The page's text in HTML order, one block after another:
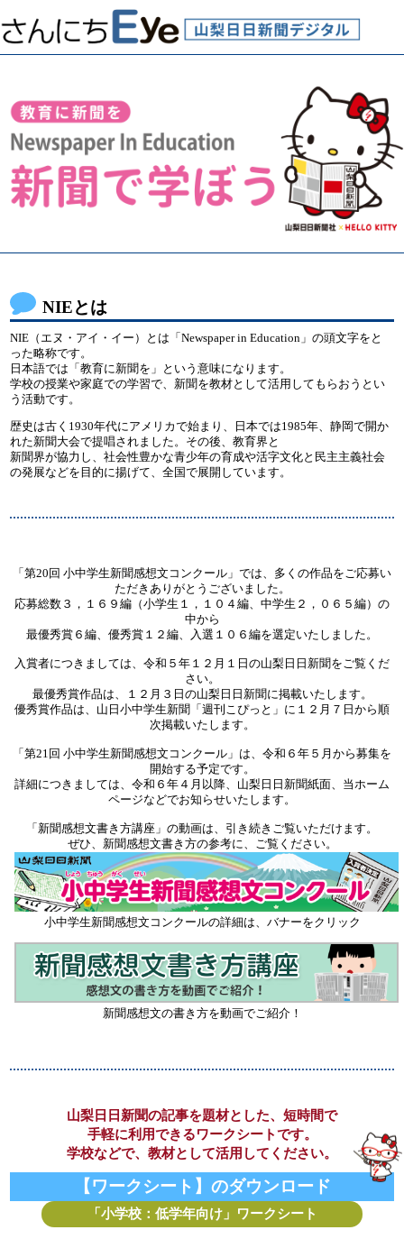
NIEとは
NIE（エヌ・アイ・イー）とは「Newspaper in Education」の頭文字をと
った略称です。
日本語では「教育に新聞を」という意味になります。
学校の授業や家庭での学習で、新聞を教材として活用してもらおうとい
う活動です。
歴史は古く1930年代にアメリカで始まり、日本では1985年、静岡で開か
れた新聞大会で提唱されました。その後、教育界と
新聞界が協力し、社会性豊かな青少年の育成や活字文化と民主主義社会
の発展などを目的に揚げて、全国で展開しています。
「第20回 小中学生新聞感想文コンクール」では、多くの作品をご応募い
ただきありがとうございました。
応募総数３，１６９編（小学生１，１０４編、中学生２，０６５編）の
中から
最優秀賞６編、優秀賞１２編、入選１０６編を選定いたしました。
入賞者につきましては、令和５年１２月１日の山梨日日新聞をご覧くだ
さい。
最優秀賞作品は、１２月３日の山梨日日新聞に掲載いたします。
優秀賞作品は、山日小中学生新聞「週刊こぴっと」に１２月７日から順
次掲載いたします。
「第21回 小中学生新聞感想文コンクール」は、令和６年５月から募集を
開始する予定です。
詳細につきましては、令和６年４月以降、山梨日日新聞紙面、当ホーム
ページなどでお知らせいたします。
「新聞感想文書き方講座」の動画は、引き続きご覧いただけます。
ぜひ、新聞感想文書き方の参考に、ご覧ください。
小中学生新聞感想文コンクールの詳細は、バナーをクリック
新聞感想文の書き方を動画でご紹介！
山梨日日新聞の記事を題材とした、短時間で
手軽に利用できるワークシートです。
学校などで、教材として活用してください。
【ワークシート】のダウンロード
「小学校：低学年向け」ワークシート